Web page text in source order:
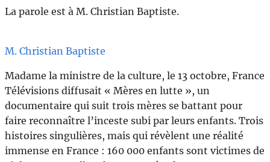
La parole est à M. Christian Baptiste.
M. Christian Baptiste
Madame la ministre de la culture, le 13 octobre, France
Télévisions diffusait « Mères en lutte », un
documentaire qui suit trois mères se battant pour
faire reconnaître l’inceste subi par leurs enfants. Trois
histoires singulières, mais qui révèlent une réalité
immense en France : 160 000 enfants sont victimes de